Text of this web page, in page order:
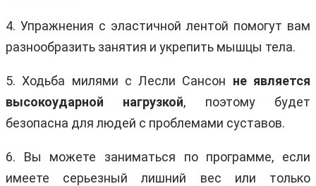
4. Упражнения с эластичной лентой помогут вам
разнообразить занятия и укрепить мышцы тела.
5. Ходьба милями с Лесли Сансон не является
высокоударной нагрузкой, поэтому будет
безопасна для людей с проблемами суставов.
6. Вы можете заниматься по программе, если
имеете серьезный лишний вес или только